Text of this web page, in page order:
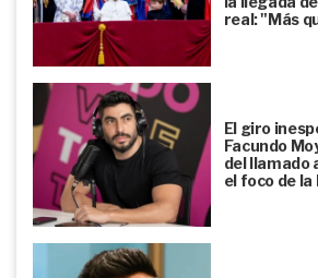
real: "Más
El giro
Facundo
del llamado
el foco de